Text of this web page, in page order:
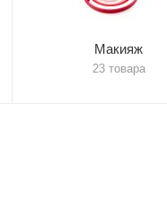
Макияж
23 товара